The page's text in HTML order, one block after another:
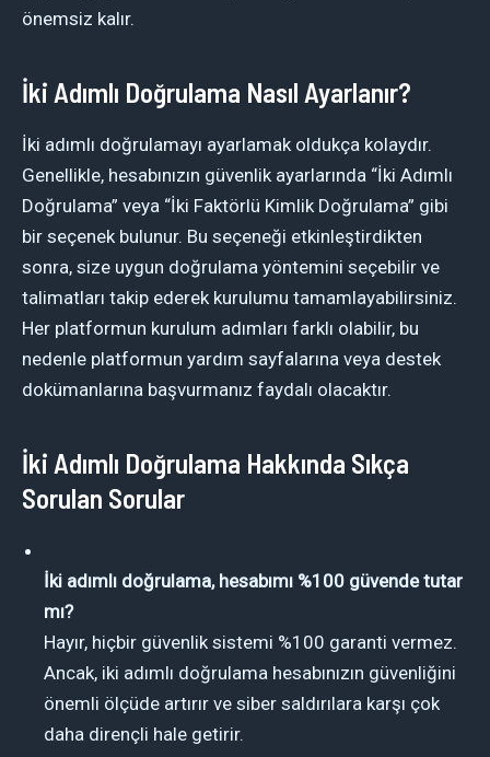
önemsiz kalır.
İki Adımlı Doğrulama Nasıl Ayarlanır?
İki adımlı doğrulamayı ayarlamak oldukça kolaydır.
Genellikle, hesabınızın güvenlik ayarlarında “İki Adımlı
Doğrulama” veya “İki Faktörlü Kimlik Doğrulama” gibi
bir seçenek bulunur. Bu seçeneği etkinleştirdikten
sonra, size uygun doğrulama yöntemini seçebilir ve
talimatları takip ederek kurulumu tamamlayabilirsiniz.
Her platformun kurulum adımları farklı olabilir, bu
nedenle platformun yardım sayfalarına veya destek
dokümanlarına başvurmanız faydalı olacaktır.
İki Adımlı Doğrulama Hakkında Sıkça
Sorulan Sorular
İki adımlı doğrulama, hesabımı %100 güvende tutar
mı?
Hayır, hiçbir güvenlik sistemi %100 garanti vermez.
Ancak, iki adımlı doğrulama hesabınızın güvenliğini
önemli ölçüde artırır ve siber saldırılara karşı çok
daha dirençli hale getirir.